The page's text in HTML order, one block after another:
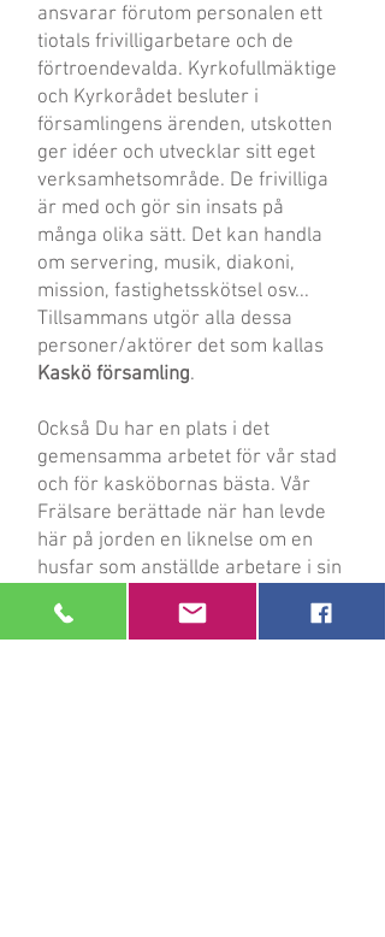
ansvarar förutom personalen ett
tiotals frivilligarbetare och de
förtroendevalda. Kyrkofullmäktige
och Kyrkorådet besluter i
församlingens ärenden, utskotten
ger idéer och utvecklar sitt eget
verksamhetsområde. De frivilliga
är med och gör sin insats på
många olika sätt. Det kan handla
om servering, musik, diakoni,
mission, fastighetsskötsel osv...
Tillsammans utgör alla dessa
personer/aktörer det som kallas
Kaskö församling.
Också Du har en plats i det
gemensamma arbetet för vår stad
och för kasköbornas bästa. Vår
Frälsare berättade när han levde
här på jorden en liknelse om en
husfar som anställde arbetare i sin
vingård. Längs med dagen
anställdes allt fler och ännu på